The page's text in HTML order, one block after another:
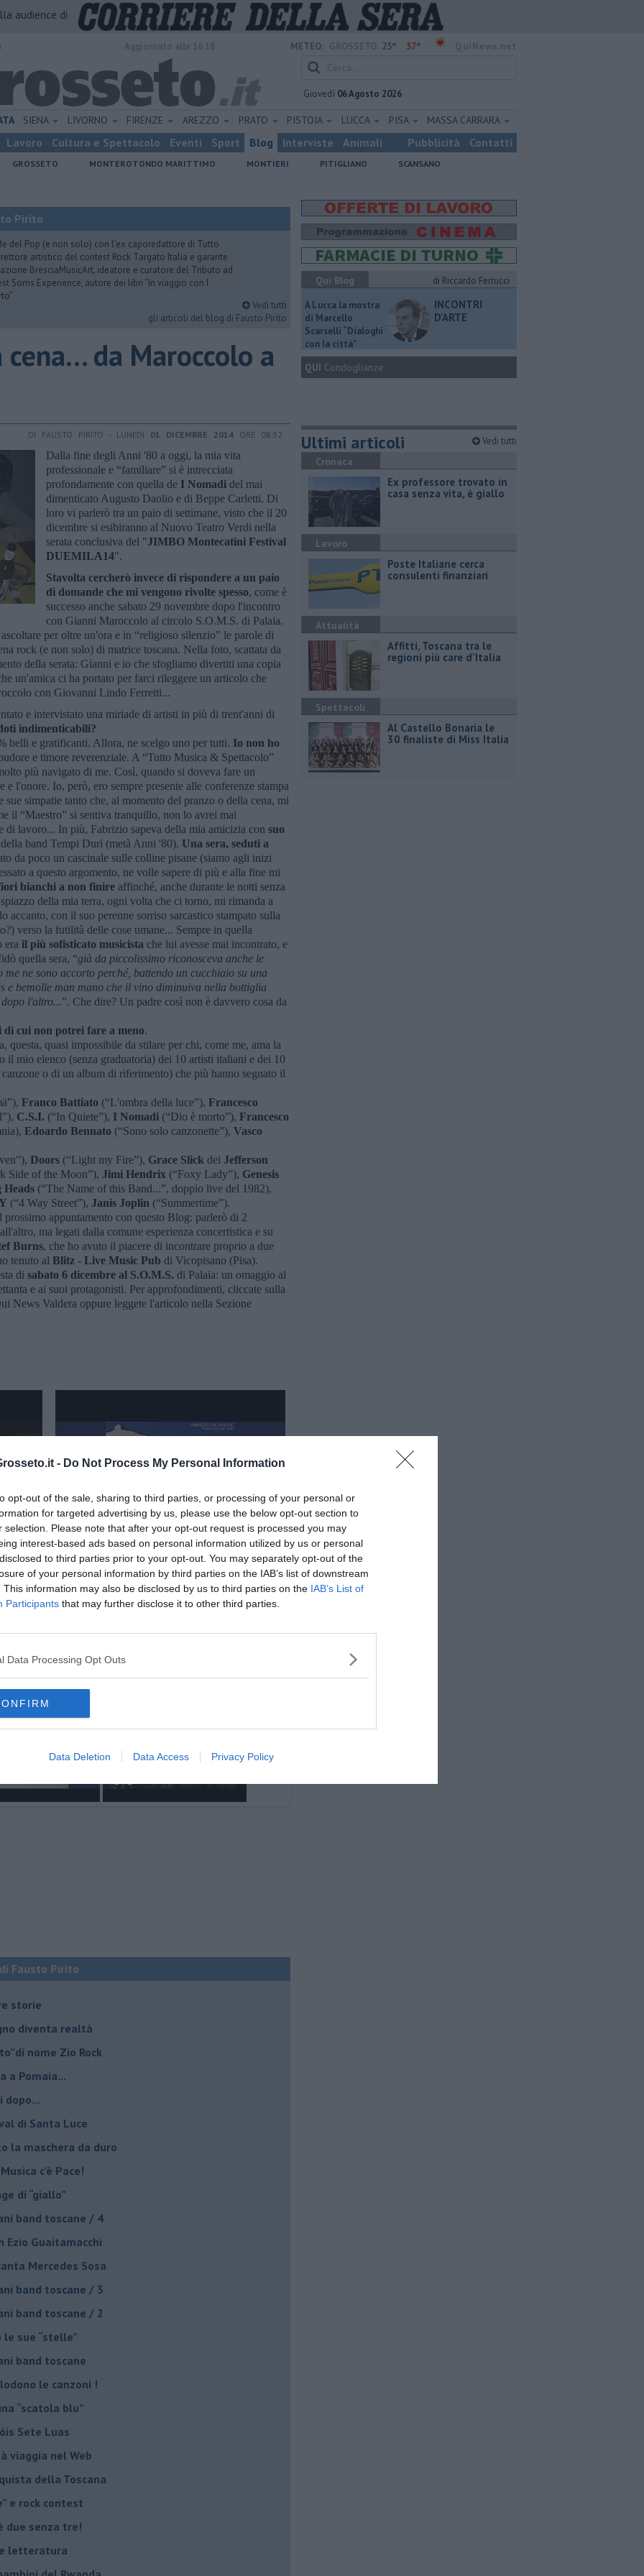
- Do Not Process My Personal Information
opt-out of the sale, sharing to third parties, or processing of your personal or
for targeted advertising by us, please use the below opt-out section to
selection. Please note that after your opt-out request is processed you may
interest-based ads based on personal information utilized by us or personal
to third parties prior to your opt-out. You may separately opt-out of the
of your personal information by third parties on the IAB’s list of downstream
This information may also be disclosed by us to third parties on the IAB’s List of
Participants that may further disclose it to other third parties.
Data Processing Opt Outs
Data Deletion Data Access Privacy Policy
audience di
METEO: 25° 37°
Giovedì 06 Agosto 2026
SIENA LIVORNO FIRENZE AREZZO PRATO PISTOIA LUCCA PISA MASSA CARRARA
Lavoro Cultura e Spettacolo Eventi Sport Blog Interviste Animali Pubblicità Contatti
GROSSETO MONTEROTONDO MARITTIMO MONTIERI PITIGLIANO
SCANSANO
Pirìto
del Pop (e non solo) con l'ex caporedattore di Tutto
artistico del contest Rock Targato Italia e garante
BresciaMusicArt, ideatore e curatore del Tributo ad
Soms Experience, autore dei libri “In viaggio con I
Vedi tutti
gli articoli del blog di Fausto Pirìto
da Maroccolo a
DI FAUSTO PIRÌTO - LUNEDÌ 01 DICEMBRE 2014 ORE 08:52
Dalla fine degli Anni '80 a oggi, la mia vita
professionale e “familiare” si è intrecciata
profondamente con quella de I Nomadi del mai
dimenticato Augusto Daolio e di Beppe Carletti. Di
loro vi parlerò tra un paio di settimane, visto che il 20
dicembre si esibiranno al Nuovo Teatro Verdi nella
serata conclusiva del "JIMBO Montecatini Festival
DUEMILA14".
Stavolta cercherò invece di rispondere a un paio
di domande che mi vengono rivolte spesso, come è
successo anche sabato 29 novembre dopo l'incontro
con Gianni Maroccolo al circolo S.O.M.S. di Palaia.
per oltre un'ora e in “religioso silenzio” le parole di
rock (e non solo) di matrice toscana. Nella foto, scattata da
della serata: Gianni e io che sfogliamo divertiti una copia
un'amica ci ha portato per farci rileggere un articolo che
con Giovanni Lindo Ferretti...
e intervistato una miriade di artisti in più di trent'anni di
indimenticabili?
belli e gratificanti. Allora, ne scelgo uno per tutti. Io non ho
e timore reverenziale. A “Tutto Musica & Spettacolo”
più navigato di me. Così, quando si doveva fare un
l'onore. Io, però, ero sempre presente alle conferenze stampa
simpatie tanto che, al momento del pranzo o della cena, mi
il “Maestro” si sentiva tranquillo, non lo avrei mai
di lavoro... In più, Fabrizio sapeva della mia amicizia con suo
band Tempi Duri (metà Anni '80). Una sera, seduti a
da poco un cascinale sulle colline pisane (siamo agli inizi
a questo argomento, ne volle sapere di più e alla fine mi
bianchi a non finire affinché, anche durante le notti senza
della mia terra, ogni volta che ci torno, mi rimanda a
accanto, con il suo perenne sorriso sarcastico stampato sulla
verso la futilità delle cose umane... Sempre in quella
era il più sofisticato musicista che lui avesse mai incontrato, e
quella sera, “già da piccolissimo riconosceva anche le
ne sono accorto perché, battendo un cucchiaio su una
e bemolle man mano che il vino diminuiva nella bottiglia
l'altro...”. Che dire? Un padre così non è davvero cosa da
di cui non potrei fare a meno.
quasi impossibile da stilare per chi, come me, ama la
il mio elenco (senza graduatoria) dei 10 artisti italiani e dei 10
o di un album di riferimento) che più hanno segnato il
Franco Battiato (“L'ombra della luce”), Francesco
C.S.I. (“In Quiete”), I Nomadi (“Dio è morto”), Francesco
Edoardo Bennato (“Sono solo canzonette”), Vasco
Doors (“Light my Fire”), Grace Slick dei Jefferson
Side of the Moon”), Jimi Hendrix (“Foxy Lady”), Genesis
Heads (“The Name of this Band...”, doppio live del 1982),
(“4 Way Street”), Janis Joplin (“Summertime”).
appuntamento con questo Blog: parlerò di 2
ma legati dalla comune esperienza concertistica e su
Burns, che ho avuto il piacere di incontrare proprio a due
tenuto al Blitz - Live Music Pub di Vicopisano (Pisa).
di sabato 6 dicembre al S.O.M.S. di Palaia: un omaggio al
e ai suoi protagonisti. Per approfondimenti, cliccate sulla
News Valdera oppure leggete l'articolo nella Sezione
marzoFabrizio de Andrè - Crueza de ma - 8 novembre
2014
Fausto Pirìto
storie
diventa realtà
nome Zio Rock
a Pomaia...
dopo...
di Santa Luce
la maschera da duro
c'è Pace!
di “giallo”
band toscane / 4
Ezio Guaitamacchi
Mercedes Sosa
band toscane / 3
band toscane / 2
le sue “stelle”
band toscane
le canzoni !
“scatola blu”
Sete Luas
viaggia nel Web
della Toscana
e rock contest
due senza tre!
letteratura
Qui Blog
di Riccardo Ferrucci
A Lucca la mostra
di Marcello
Scarselli “Dialoghi
con la città"
INCONTRI
D'ARTE
QUI Condoglianze
Ultimi articoli Vedi tutti
Cronaca
Ex professore trovato in
casa senza vita, è giallo
Lavoro
Poste Italiane cerca
consulenti finanziari
Attualità
Affitti, Toscana tra le
regioni più care d'Italia
Spettacoli
Al Castello Bonaria le
30 finaliste di Miss Italia